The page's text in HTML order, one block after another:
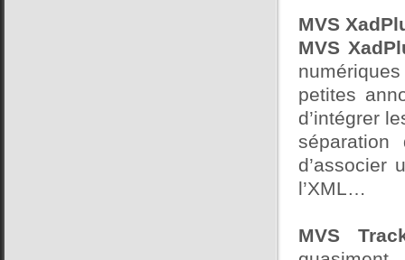
MVS
MVS
petites
d’intégrer
séparation
d’associer
l’XML…
MVS